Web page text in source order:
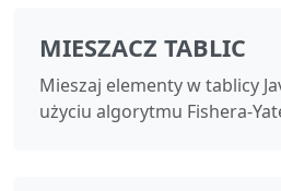
MIESZACZ TABLIC
Mieszaj elementy w tablicy
użyciu algorytmu Fishera-